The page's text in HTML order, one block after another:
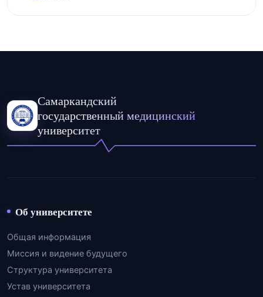
Самаркандский
государственный медицинский
университет
Об университете
Общая информация
Миссия и видение будущего
Структура университета
Устав университета